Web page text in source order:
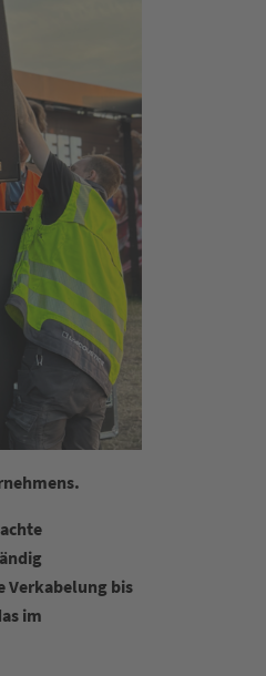
Verkabelung bis
im